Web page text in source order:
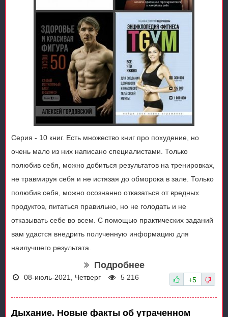
Серия - 10 книг. Есть множество книг про похудение, но
очень мало из них написано специалистами. Только
полюбив себя, можно добиться результатов на тренировках,
не травмируя себя и не истязая до обморока в зале. Только
полюбив себя, можно осознанно отказаться от вредных
продуктов, питаться правильно, но не голодать и не
отказывать себе во всем. С помощью практических заданий
вам удастся внедрить полученную информацию для
наилучшего результата.
Подробнее
08-июль-2021, Четверг 5 216 +5
Дыхание. Новые факты об утраченном